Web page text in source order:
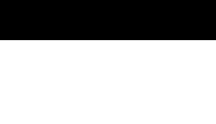
content